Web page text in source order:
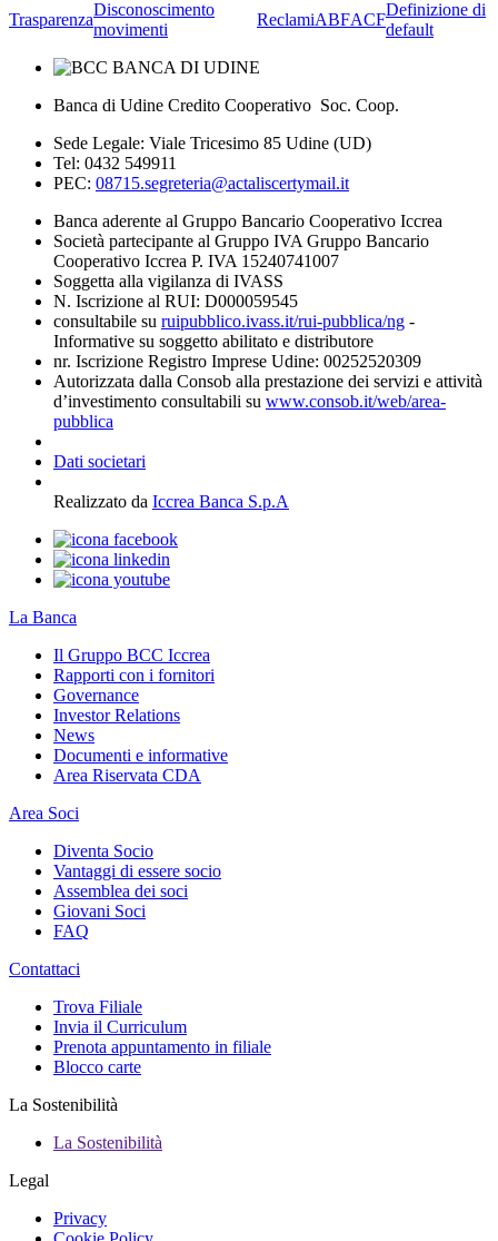
Trasparenza
Disconoscimento
movimenti
ReclamiABFACF
Definizione di
default
Banca di Udine Credito Cooperativo Soc. Coop.
Sede Legale: Viale Tricesimo 85 Udine (UD)
Tel: 0432 549911
PEC: 08715.segreteria@actaliscertymail.it
Banca aderente al Gruppo Bancario Cooperativo Iccrea
Società partecipante al Gruppo IVA Gruppo Bancario
Cooperativo Iccrea P. IVA 15240741007
Soggetta alla vigilanza di IVASS
N. Iscrizione al RUI: D000059545
consultabile su ruipubblico.ivass.it/rui-pubblica/ng -
Informative su soggetto abilitato e distributore
nr. Iscrizione Registro Imprese Udine: 00252520309
Autorizzata dalla Consob alla prestazione dei servizi e attività
d’investimento consultabili su www.consob.it/web/area-
pubblica
Dati societari
Realizzato da Iccrea Banca S.p.A
La Banca
Il Gruppo BCC Iccrea
Rapporti con i fornitori
Governance
Investor Relations
News
Documenti e informative
Area Riservata CDA
Area Soci
Diventa Socio
Vantaggi di essere socio
Assemblea dei soci
Giovani Soci
FAQ
Contattaci
Trova Filiale
Invia il Curriculum
Prenota appuntamento in filiale
Blocco carte
La Sostenibilità
La Sostenibilità
Legal
Privacy